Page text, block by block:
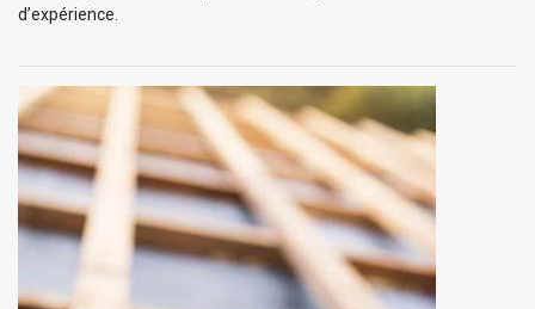
d’expérience.